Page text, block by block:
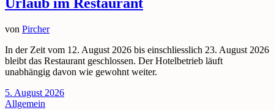
Urlaub im Restaurant
von Pircher
In der Zeit vom 12. August 2026 bis einschliesslich 23. August 2026
bleibt das Restaurant geschlossen. Der Hotelbetrieb läuft
unabhängig davon wie gewohnt weiter.
5. August 2026
Allgemein